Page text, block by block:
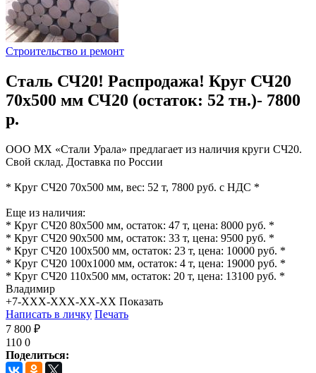
Строительство и ремонт
Сталь СЧ20! Распродажа! Круг СЧ20
70х500 мм СЧ20 (остаток: 52 тн.)- 7800
р.
ООО МХ «Стали Урала» предлагает из наличия круги СЧ20.
Свой склад. Доставка по России
* Круг СЧ20 70х500 мм, вес: 52 т, 7800 руб. с НДС *
Еще из наличия:
* Круг СЧ20 80х500 мм, остаток: 47 т, цена: 8000 руб. *
* Круг СЧ20 90х500 мм, остаток: 33 т, цена: 9500 руб. *
* Круг СЧ20 100х500 мм, остаток: 23 т, цена: 10000 руб. *
* Круг СЧ20 100х1000 мм, остаток: 4 т, цена: 19000 руб. *
* Круг СЧ20 110х500 мм, остаток: 20 т, цена: 13100 руб. *
Владимир
+7-XXX-XXX-XX-XX Показать
Написать в личку Печать
7 800 ₽
110 0
Поделиться: